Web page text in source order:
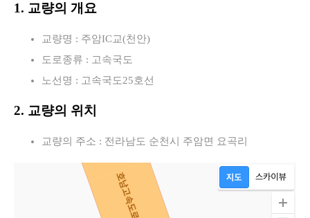
1. 교량의 개요
교량명 : 주암IC교(천안)
도로종류 : 고속국도
노선명 : 고속국도25호선
2. 교량의 위치
교량의 주소 : 전라남도 순천시 주암면 요곡리